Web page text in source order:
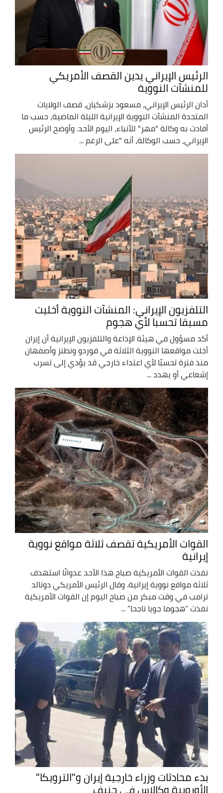
الرئيس الإيراني يدين القصف الأمريكي
للمنشآت النووية
أدان الرئيس الإيراني، مسعود بزشكيان، قصف الولايات
المتحدة المنشآت النووية الإيرانية الليلة الماضية، حسب ما
أفادت به وكالة "مهر" للأنباء، اليوم الأحد. وأوضح الرئيس
الإيراني، حسب الوكالة، أنه "على الرغم ...
التلفزيون الإيراني: المنشآت النووية أخليت
مسبقا تحسبا لأي هجوم
أكد مسؤول في هيئة الإذاعة والتلفزيون الإيرانية أن إيران
أخلت مواقعها النووية الثلاثة في فوردو ونطنز وأصفهان
منذ فترة تحسبًا لأي اعتداء خارجي قد يؤدي إلى تسرب
إشعاعي أو يهدد ...
القوات الأمريكية تقصف ثلاثة مواقع نووية
إيرانية
نفذت القوات الأمريكية صباح هذا الأحد عدوانًا استهدف
ثلاثة مواقع نووية إيرانية. وقال الرئيس الأمريكي دونالد
ترامب في وقت مبكر من صباح اليوم إن القوات الأمريكية
نفذت “هجوما جويا ناجحا” ...
بدء محادثات وزراء خارجية إيران و"الترويكا"